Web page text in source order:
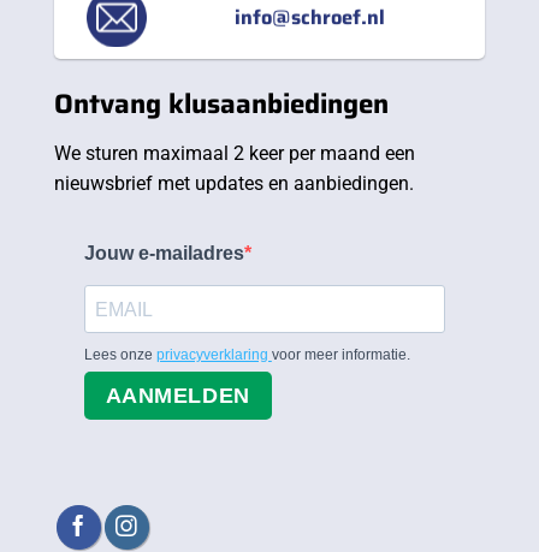
info@schroef.nl
Ontvang klusaanbiedingen
We sturen maximaal 2 keer per maand een
nieuwsbrief met updates en aanbiedingen.
Jouw e-mailadres
Lees onze privacyverklaring voor meer informatie.
AANMELDEN